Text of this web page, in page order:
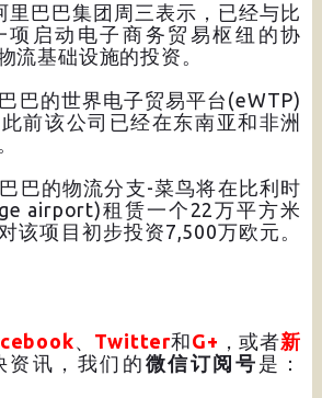
里巴巴集团周三表示，已经与比
项启动电子商务贸易枢纽的协
流基础设施的投资。
巴的世界电子贸易平台(eWTP)
前该公司已经在东南亚和非洲
巴的物流分支-菜鸟将在比利时
airport)租赁一个22万平方米
该项目初步投资7,500万欧元。
、 Twitter和G+ ，或者新
资讯，我们的微信订阅号 是：